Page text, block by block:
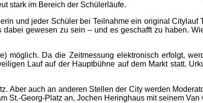
stark im Bereich der Schülerläufe.
und jeder Schüler bei Teilnahme ein original Citylauf
gewesen zu sein – und es geschafft zu haben.
möglich. Da die Zeitmessung elektronisch erfolgt,
Lauf auf der Hauptbühne auf dem Markt statt.
Aber auch an anderen Stellen der City werden
St.-Georg-Platz an, Jochen Heringhaus mit seinem